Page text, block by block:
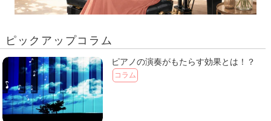
ピックアップコラム
ピアノの演奏がもたらす効果とは！？
コラム